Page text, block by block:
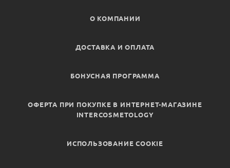
О КОМПАНИИ
ДОСТАВКА И ОПЛАТА
БОНУСНАЯ ПРОГРАММА
ОФЕРТА ПРИ ПОКУПКЕ В ИНТЕРНЕТ-МАГАЗИНЕ
INTERCOSMETOLOGY
ИСПОЛЬЗОВАНИЕ COOKIE